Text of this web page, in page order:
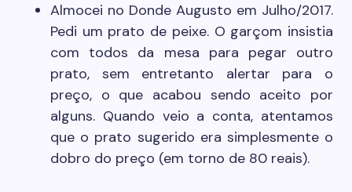
Almocei no Donde Augusto em Julho/2017.
Pedi um prato de peixe. O garçom insistia
com todos da mesa para pegar outro
prato, sem entretanto alertar para o
preço, o que acabou sendo aceito por
alguns. Quando veio a conta, atentamos
que o prato sugerido era simplesmente o
dobro do preço (em torno de 80 reais).